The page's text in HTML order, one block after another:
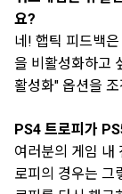
요?
네! 햅틱 피드백
을 비활성화하고
활성화" 옵션을
PS4 트로피가
여러분의 게임 내
로피의 경우는 그